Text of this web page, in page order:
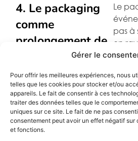
Gérer le
Pour offrir les meilleures expériences, nous
telles que les cookies pour stocker et/ou
appareils. Le fait de consentir à ces
traiter des données telles que le
uniques sur ce site. Le fait de ne pas
consentement peut avoir un effet négatif
et fonctions.
4. Le packaging
comme
prolongement de
l'expérience de
marque
Le
pas à
en
le
son
prise